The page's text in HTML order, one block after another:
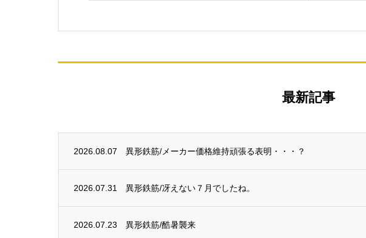
最新記事
2026.08.07 異形鉄筋/メーカー価格維持頑張る表明・・・？
2026.07.31 異形鉄筋/冴えない７月でしたね。
2026.07.23 異形鉄筋/酷暑襲来